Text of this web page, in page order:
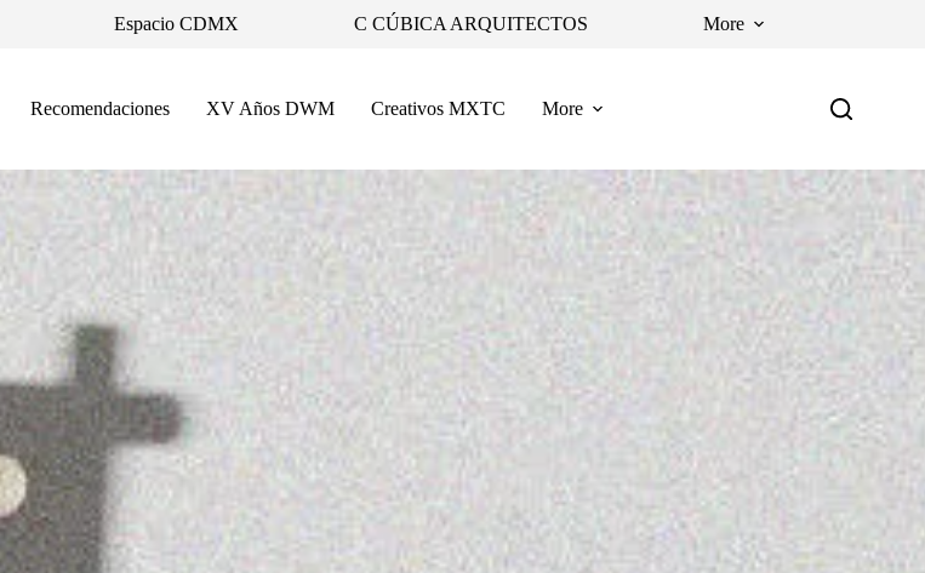
Espacio CDMX C CÚBICA ARQUITECTOS More
Recomendaciones XV Años DWM Creativos MXTC More